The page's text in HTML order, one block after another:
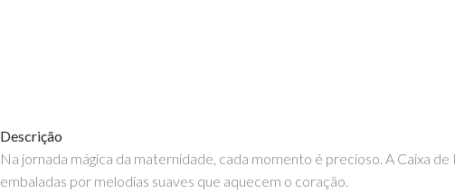
Descrição
Na jornada mágica da maternidade, cada momento é precioso. A Caixa
embaladas por melodias suaves que aquecem o coração.